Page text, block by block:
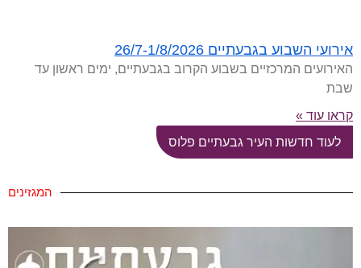
אירועי השבוע בגבעתיים 26/7-1/8/2026
האירועים המרכזיים בשבוע הקרוב בגבעתיים, ימים ראשון עד
שבת
קראו עוד »
לעוד חדשות העיר גבעתיים פלוס
המגזינים